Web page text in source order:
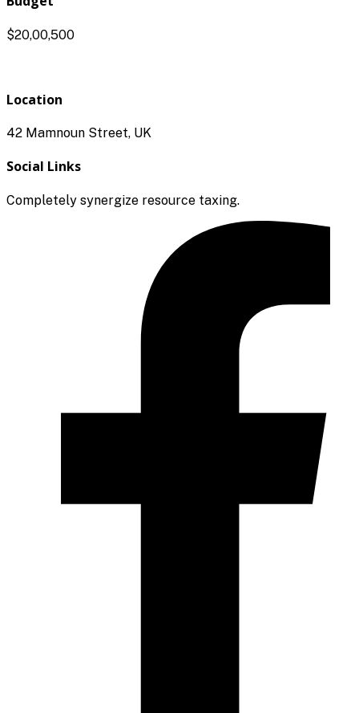
$20,00,500
Location
42 Mamnoun Street, UK
Social Links
Completely synergize resource taxing.